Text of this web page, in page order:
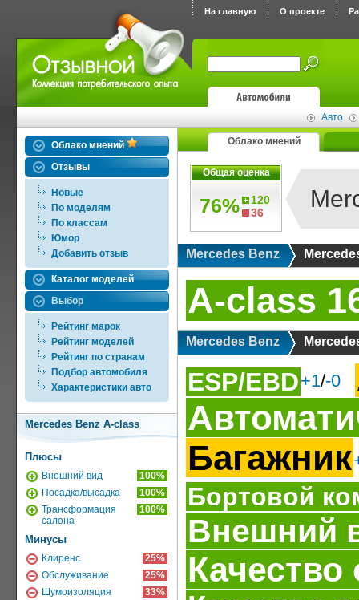
На главную О проекте
Авто
Облако мнений
Отзывы
Новые
По моделям
По классам
Юмор
Добавить отзыв
Каталог моделей
Выбор
Рейтинг марок
Рейтинг моделей
Рейтинг по странам
Подбор автомобиля
Характеристики авто
Mercedes Benz A-class
Плюсы
Внешний вид
100%
Посадка/высадка
100%
Трансформация
салона
100%
Минусы
Клиренс
25%
Обслуживание
25%
Шумоизоляция
33%
Облако мнений
Общая оценка
76%
120
36
Mercedes Benz
A-class
Mercedes Benz
ESP/EBD+1/-0
Багажник
Бортовой
Внешний
Качество